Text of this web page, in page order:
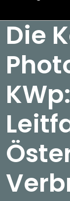
Die